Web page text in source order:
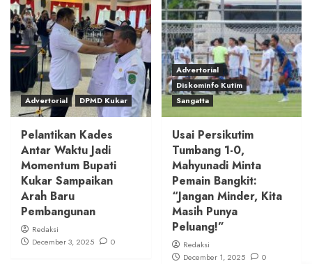
Advertorial DPMD Kukar
Pelantikan Kades
Antar Waktu Jadi
Momentum Bupati
Kukar Sampaikan
Arah Baru
Pembangunan
Redaksi
December 3, 2025
0
Advertorial
Diskominfo Kutim
Sangatta
Usai Persikutim
Tumbang 1-0,
Mahyunadi Minta
Pemain Bangkit:
“Jangan Minder, Kita
Masih Punya
Peluang!”
Redaksi
December 1, 2025
0